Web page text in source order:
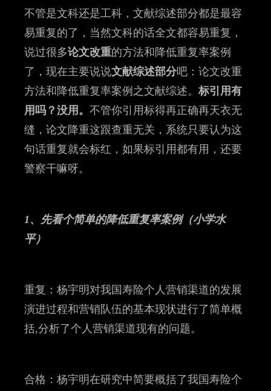
不管是文科还是工科，文献综述部分都是最容
易重复的了，当然文科的话全文都容易重复，
说过很多论文改重的方法和降低重复率案例
了，现在主要说说文献综述部分吧：论文改重
方法和降低重复率案例之文献综述。 标引用有
用吗？没用。 不管你引用标得再正确再天衣无
缝，论文降重这跟查重无关，系统只要认为这
句话重复就会标红，如果标引用都有用，还要
警察干嘛呀。
1、先看个简单的降低重复率案例（小学水
平）
重复：杨宇明对我国寿险个人营销渠道的发展
演进过程和营销队伍的基本现状进行了简单概
括,分析了个人营销渠道现有的问题。
合格：杨宇明在研究中简要概括了我国寿险个